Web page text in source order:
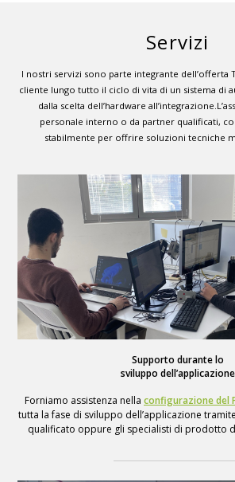
Servizi
I nostri servizi sono parte integrante dell’offerta
cliente lungo tutto il ciclo di vita di un sistema di
dalla scelta dell’hardware
personale interno o da partner qualificati,
stabilmente per offrire soluzioni tecniche
Supporto durante lo
sviluppo dell’applicazione
Forniamo assistenza nella configurazione del
tutta la fase di sviluppo dell’applicazione
qualificato oppure gli specialisti di prodotto